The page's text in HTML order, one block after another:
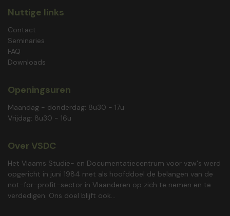
Nuttige links
Contact
Seminaries
FAQ
Downloads
Openingsuren
Maandag - donderdag: 8u30 - 17u
Vrijdag: 8u30 - 16u
Over VSDC
Het Vlaams Studie- en Documentatiecentrum voor vzw's werd
opgericht in juni 1984 met als hoofddoel de belangen van de
not-for-profit-sector in Vlaanderen op zich te nemen en te
verdedigen. Ons doel blijft ook...